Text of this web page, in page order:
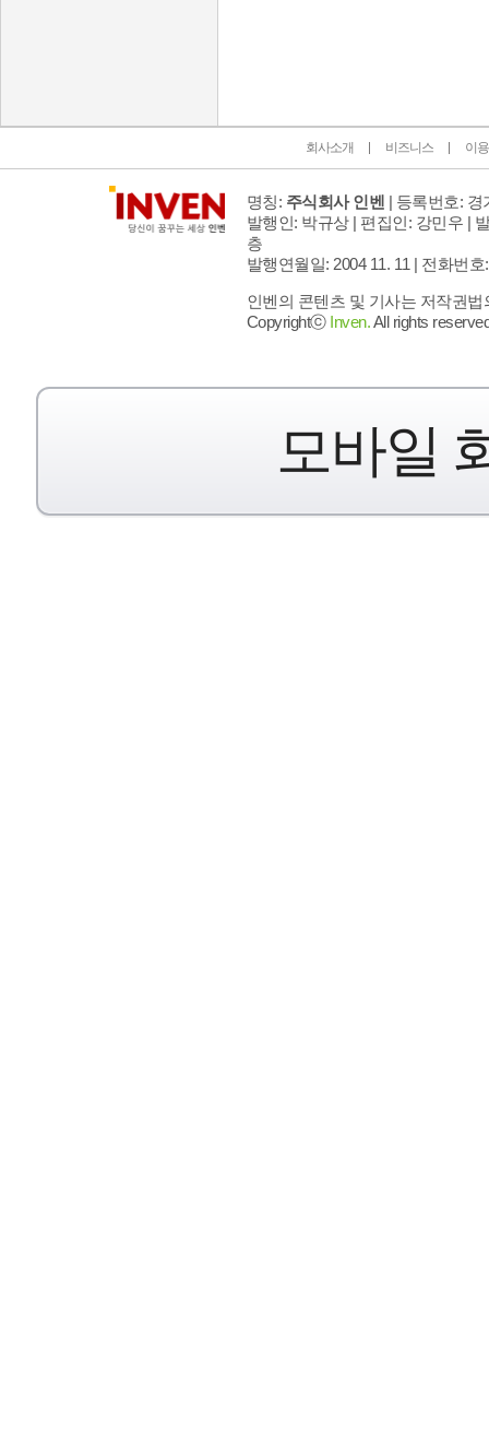
회사소개 비즈니스 이
명칭: 주식회사 인벤 | 등록번호: 경
발행인: 박규상 | 편집인: 강민우 |
층
발행연월일: 2004 11. 11 | 전화번호
인벤의 콘텐츠 및 기사는 저작권
Copyrightⓒ Inven.All rights
모바일